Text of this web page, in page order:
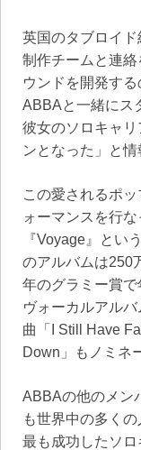
英国のタブロイ
制作チームと連
ウンドを開発す
ABBAと一緒にス
彼女のソロキャ
ンとなった」と情
この愛されるポ
ォーマンスを行
『Voyage』とい
のアルバムは250
年のグラミー賞
ヴォーカルアル
曲「I Still Have
Down」もノミネ
ABBAの他のメン
も世界中の多く
最も成功したソ